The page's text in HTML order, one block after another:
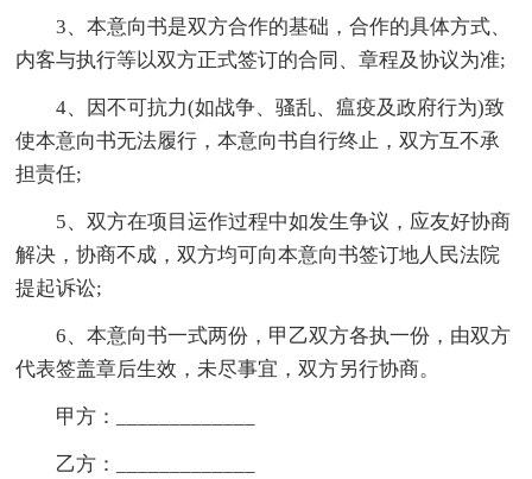
3、本意向书是双方合作的基础，合作的具体方式、
内客与执行等以双方正式签订的合同、章程及协议为准;
4、因不可抗力(如战争、骚乱、瘟疫及政府行为)致
使本意向书无法履行，本意向书自行终止，双方互不承
担责任;
5、双方在项目运作过程中如发生争议，应友好协商
解决，协商不成，双方均可向本意向书签订地人民法院
提起诉讼;
6、本意向书一式两份，甲乙双方各执一份，由双方
代表签盖章后生效，未尽事宜，双方另行协商。
甲方：_____________
乙方：_____________